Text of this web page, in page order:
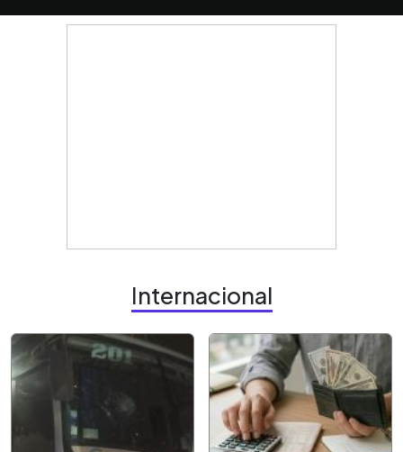
Internacional